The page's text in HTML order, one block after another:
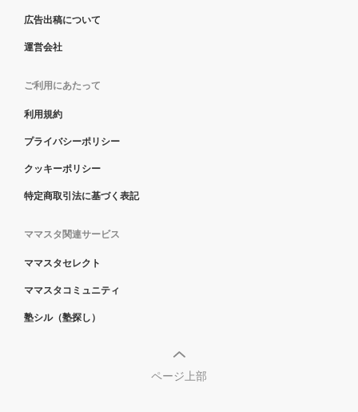
広告出稿について
運営会社
ご利用にあたって
利用規約
プライバシーポリシー
クッキーポリシー
特定商取引法に基づく表記
ママスタ関連サービス
ママスタセレクト
ママスタコミュニティ
塾シル（塾探し）
ページ上部